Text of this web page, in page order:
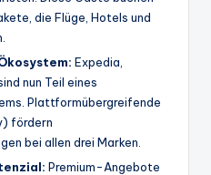
die Flüge, Hotels und
Expedia,
nun Teil eines
Plattformübergreifende
fördern
bei allen drei Marken.
Premium-Angebote